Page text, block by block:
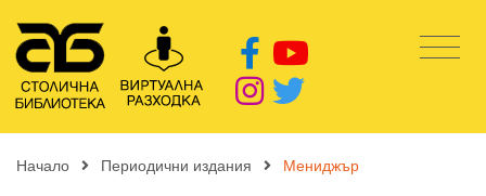
Начало Периодични издания Мениджър